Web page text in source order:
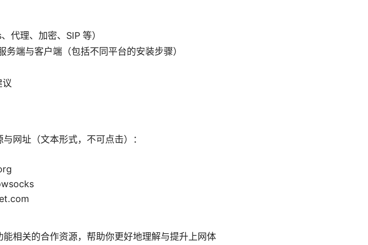
代理、加密、SIP 等）
端与客户端（包括不同平台的安装步骤）
议
网址（文本形式，不可点击）：
相关的合作资源，帮助你更好地理解与提升上网体